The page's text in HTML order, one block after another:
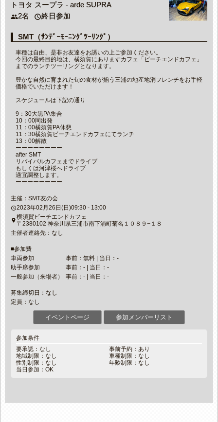
トヨタ スープラ - arde SUPRA
people2名 access_time終日参加
SMT（ｻﾝﾃﾞｰﾓｰﾆﾝｸﾞﾂｰﾘﾝｸﾞ）
車種は自由、是非お友達をお誘いの上ご参加ください。
今回の最終目的地は、横須賀にありますカフェ「ビーチエンドカフェ」
までのランチツーリングとなります。
豊かな自然に育まれた旬の食材が揃う三浦の地産地消フレンチをお手軽
価格でいただけます！
スケジュールは下記の通り
9：30大黒PA集合
10：00同出発
11：00横須賀PA休憩
11：30横須賀ビーチエンドカフェにてランチ
13：00解散
ーーーーーーーー
after SMT
リバイバルカフェまでドライブ
もしくは河津桜へドライブ
適宜調整します。
ーーーーーーーー
主催：SMT友の会
access_time2023年02月26日(日)09:30 - 13:00
place横須賀ビーチエンドカフェ
〒2380102 神奈川県三浦市南下浦町菊名１０８９−１８
主催者連絡先：なし
■参加費
車両参加
事前：無料 | 当日：-
助手席参加
事前：- | 当日：-
一般参加（来場者）
事前：- | 当日：-
募集締切日：なし
定員：なし
イベントページ 参加メンバーリスト
参加条件
要承認：なし
事前予約：あり
地域制限：なし
車種制限：なし
性別制限：なし
年齢制限：なし
当日参加：OK